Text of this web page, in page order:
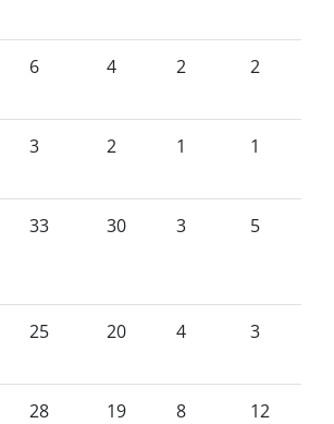
6 4 2 2
3 2 1 1
33 30 3 5
25 20 4 3
28 19 8 12